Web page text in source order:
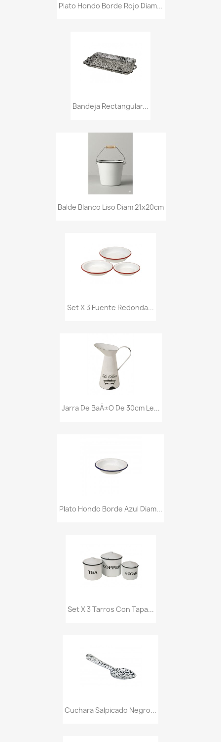
Plato Hondo Borde Rojo Diam...
Bandeja Rectangular...
Balde Blanco Liso Diam 21x20cm
Set X 3 Fuente Redonda...
Jarra De BaÃ±o De 30cm Le...
Plato Hondo Borde Azul Diam...
Set X 3 Tarros Con Tapa...
Cuchara Salpicado Negro...